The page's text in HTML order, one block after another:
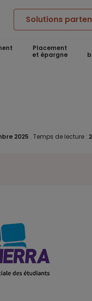
Solutions
Placement
et épargne
2025 . Temps de lecture :